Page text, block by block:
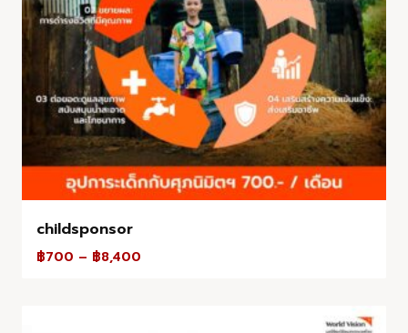
childsponsor
฿700 – ฿8,400